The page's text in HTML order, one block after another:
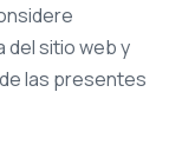
del sitio web y
las presentes